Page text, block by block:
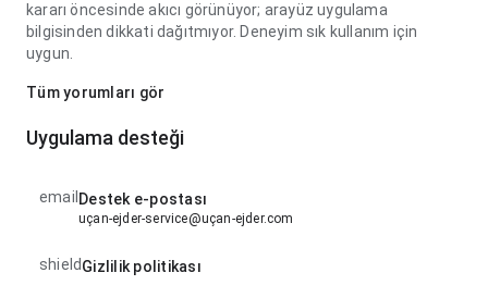
kararı öncesinde akıcı görünüyor; arayüz uygulama
bilgisinden dikkati dağıtmıyor. Deneyim sık kullanım için
uygun.
Tüm yorumları gör
Uygulama desteği
email Destek e-postası
uçan-ejder-service@uçan-ejder.com
shieldGizlilik politikası